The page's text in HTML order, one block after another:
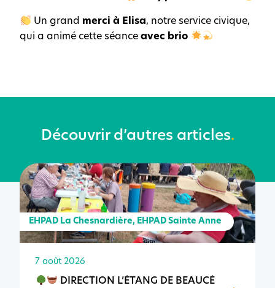
Un grand merci à Elisa, notre service civique,
qui a animé cette séanceavec brio
Découvrir d’autres articles.
EHPAD La Chesnardière, EHPAD Sainte Anne
7 août 2026
DIRECTION L’ÉTANG DE BEAUCÉ